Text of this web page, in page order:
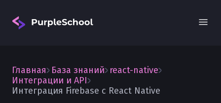
Главная База знаний react-native
Интеграции и API
Интеграция Firebase с React Native